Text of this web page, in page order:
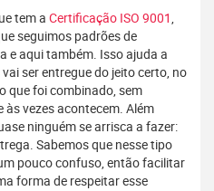
tem a Certificação ISO 9001,
seguimos padrões de
e aqui também. Isso ajuda a
ser entregue do jeito certo, no
que foi combinado, sem
vezes acontecem. Além
ninguém se arrisca a fazer:
Sabemos que nesse tipo
pouco confuso, então facilitar
forma de respeitar esse